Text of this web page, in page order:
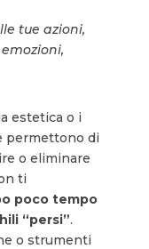
tue azioni,
estetica o i
permettono di
o eliminare
ti
poco tempo
“persi”.
o strumenti